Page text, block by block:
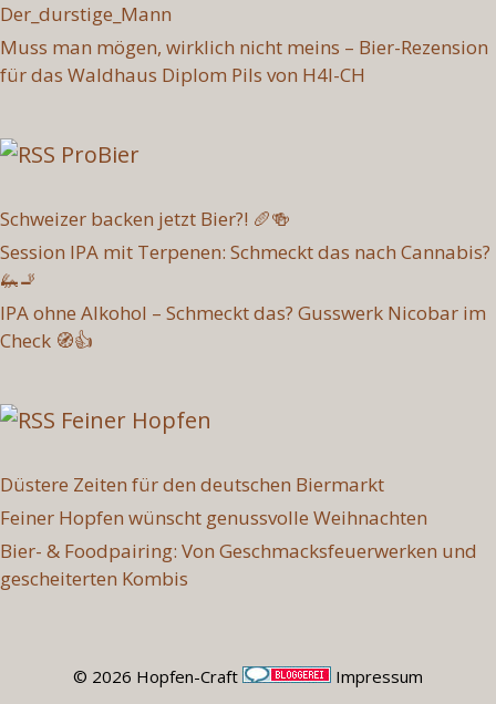
Der_durstige_Mann
Muss man mögen, wirklich nicht meins – Bier-Rezension
für das Waldhaus Diplom Pils von H4l-CH
ProBier
Schweizer backen jetzt Bier?! 🥖🍻
Session IPA mit Terpenen: Schmeckt das nach Cannabis?
🦗🚬
IPA ohne Alkohol – Schmeckt das? Gusswerk Nicobar im
Check 🧭👍
Feiner Hopfen
Düstere Zeiten für den deutschen Biermarkt
Feiner Hopfen wünscht genussvolle Weihnachten
Bier- & Foodpairing: Von Geschmacksfeuerwerken und
gescheiterten Kombis
© 2026 Hopfen-Craft Impressum